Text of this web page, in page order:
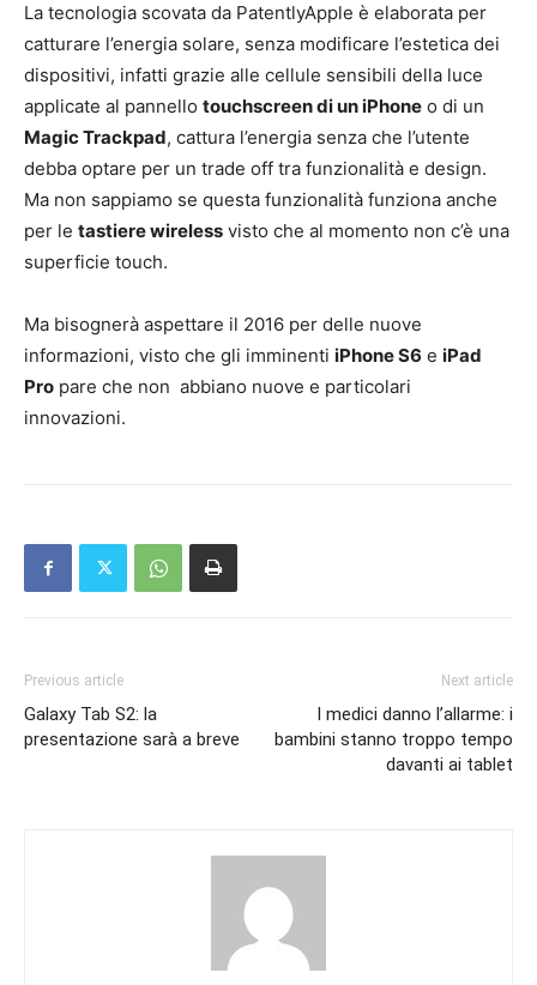
La tecnologia scovata da PatentlyApple è elaborata per
catturare l’energia solare, senza modificare l’estetica dei
dispositivi, infatti grazie alle cellule sensibili della luce
applicate al pannello touchscreen di un iPhone o di un
Magic Trackpad, cattura l’energia senza che l’utente
debba optare per un trade off tra funzionalità e design.
Ma non sappiamo se questa funzionalità funziona anche
per le tastiere wireless visto che al momento non c’è una
superficie touch.
Ma bisognerà aspettare il 2016 per delle nuove
informazioni, visto che gli imminenti iPhone S6 e iPad
Pro pare che non abbiano nuove e particolari
innovazioni.
Previous article
Galaxy Tab S2: la
presentazione sarà a breve
Next article
I medici danno l’allarme: i
bambini stanno troppo tempo
davanti ai tablet